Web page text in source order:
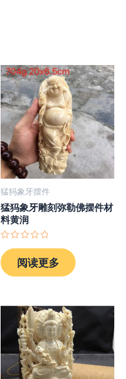
猛犸象牙摆件
猛犸象牙雕刻弥勒佛摆件材
料黄润
分
0
&sol;
阅读更多